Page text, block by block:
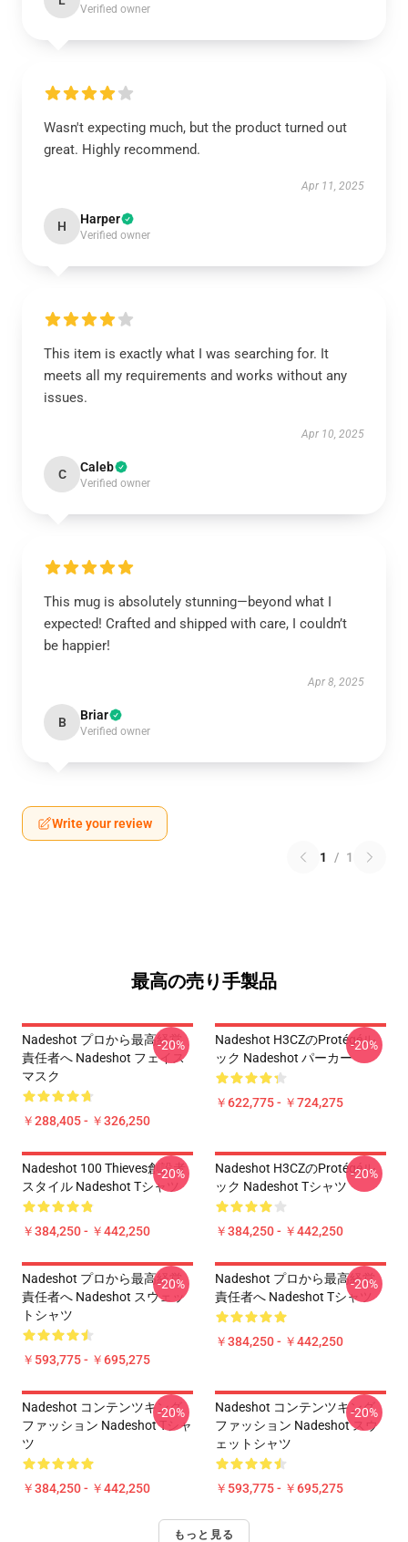
Verified owner
Wasn't expecting much, but the product turned out
great. Highly recommend.
Apr 11, 2025
H Harper
Verified owner
This item is exactly what I was searching for. It
meets all my requirements and works without any
issues.
Apr 10, 2025
C Caleb
Verified owner
This mug is absolutely stunning—beyond what I
expected! Crafted and shipped with care, I couldn’t
be happier!
Apr 8, 2025
B Briar
Verified owner
Write your review
1 / 1
最高の売り手製品
Nadeshot プロから最高経営
責任者へ Nadeshot フェイス
マスク
￥288,405 - ￥326,250
-20%
Nadeshot H3CZのProtégéル
ック Nadeshot パーカー
￥622,775 - ￥724,275
-20%
Nadeshot 100 Thieves創設者
スタイル Nadeshot Tシャツ
￥384,250 - ￥442,250
-20%
Nadeshot H3CZのProtégéル
ック Nadeshot Tシャツ
￥384,250 - ￥442,250
-20%
Nadeshot プロから最高経営
責任者へ Nadeshot スウェッ
トシャツ
￥593,775 - ￥695,275
-20%
Nadeshot プロから最高経営
責任者へ Nadeshot Tシャツ
￥384,250 - ￥442,250
-20%
Nadeshot コンテンツキング
ファッション Nadeshot Tシャ
ツ
￥384,250 - ￥442,250
-20%
Nadeshot コンテンツキング
ファッション Nadeshot スウ
ェットシャツ
￥593,775 - ￥695,275
-20%
もっと見る